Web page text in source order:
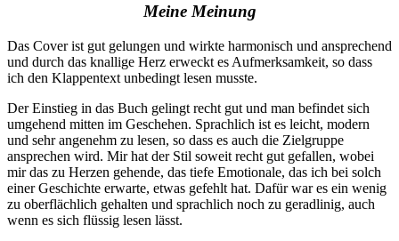
Meine Meinung
Das Cover ist gut gelungen und wirkte harmonisch und ansprechend
und durch das knallige Herz erweckt es Aufmerksamkeit, so dass
ich den Klappentext unbedingt lesen musste.
Der Einstieg in das Buch gelingt recht gut und man befindet sich
umgehend mitten im Geschehen. Sprachlich ist es leicht, modern
und sehr angenehm zu lesen, so dass es auch die Zielgruppe
ansprechen wird. Mir hat der Stil soweit recht gut gefallen, wobei
mir das zu Herzen gehende, das tiefe Emotionale, das ich bei solch
einer Geschichte erwarte, etwas gefehlt hat. Dafür war es ein wenig
zu oberflächlich gehalten und sprachlich noch zu geradlinig, auch
wenn es sich flüssig lesen lässt.